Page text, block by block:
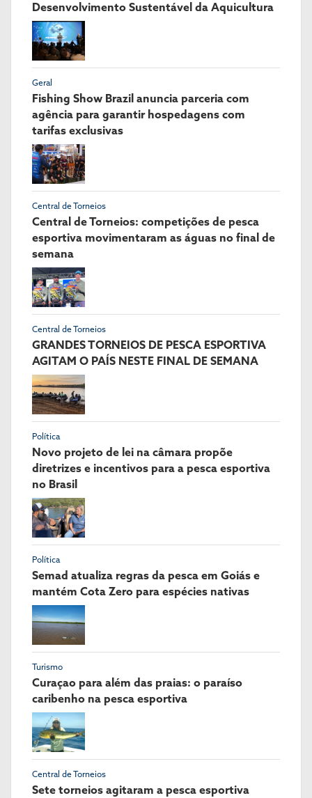
Desenvolvimento Sustentável da Aquicultura
Geral
Fishing Show Brazil anuncia parceria com
agência para garantir hospedagens com
tarifas exclusivas
Central de Torneios
Central de Torneios: competições de pesca
esportiva movimentaram as águas no final de
semana
Central de Torneios
GRANDES TORNEIOS DE PESCA ESPORTIVA
AGITAM O PAÍS NESTE FINAL DE SEMANA
Política
Novo projeto de lei na câmara propõe
diretrizes e incentivos para a pesca esportiva
no Brasil
Política
Semad atualiza regras da pesca em Goiás e
mantém Cota Zero para espécies nativas
Turismo
Curaçao para além das praias: o paraíso
caribenho na pesca esportiva
Central de Torneios
Sete torneios agitaram a pesca esportiva